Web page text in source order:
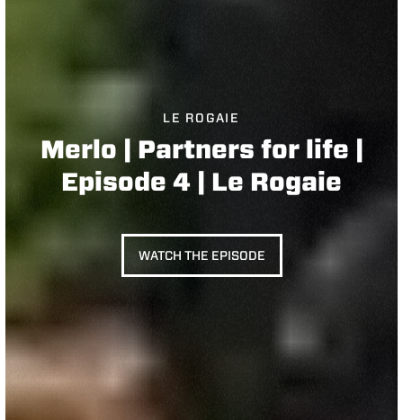
LE ROGAIE
Merlo | Partners for life |
Episode 4 | Le Rogaie
WATCH THE EPISODE